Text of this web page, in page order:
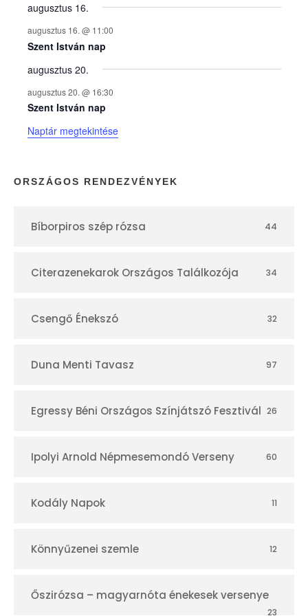
y
e
k
n
a
p
r
augusztus 16.
augusztus 16. @ 11:00
Szent István nap
augusztus 20.
augusztus 20. @ 16:30
Szent István nap
Naptár megtekintése
ORSZÁGOS RENDEZVÉNYEK
Bíborpiros szép rózsa 44
Citerazenekarok Országos Találkozója 34
Csengő Énekszó 32
Duna Menti Tavasz 97
Egressy Béni Országos Színjátszó Fesztivál 26
Ipolyi Arnold Népmesemondó Verseny 60
Kodály Napok 11
Könnyűzenei szemle 12
Őszirózsa – magyarnóta énekesek versenye
23